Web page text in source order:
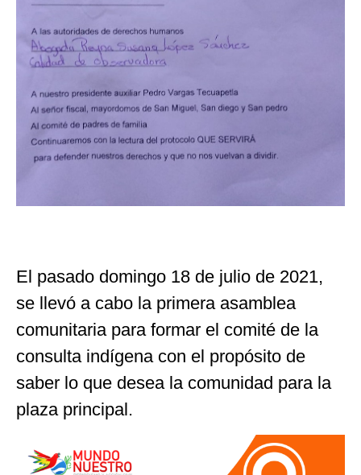
El pasado domingo 18 de julio de 2021,
se llevó a cabo la primera asamblea
comunitaria para formar el comité de la
consulta indígena con el propósito de
saber lo que desea la comunidad para la
plaza principal.